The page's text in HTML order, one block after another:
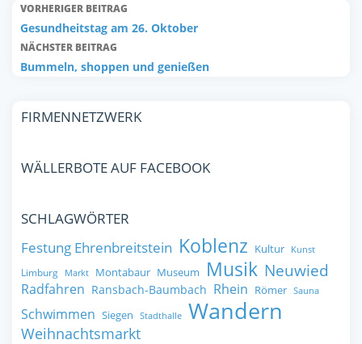
VORHERIGER BEITRAG
Gesundheitstag am 26. Oktober
NÄCHSTER BEITRAG
Bummeln, shoppen und genießen
FIRMENNETZWERK
WÄLLERBOTE AUF FACEBOOK
SCHLAGWÖRTER
Festung Ehrenbreitstein Koblenz Kultur Kunst
Limburg Markt Montabaur Museum Musik Neuwied
Radfahren Ransbach-Baumbach Rhein Römer Sauna
Schwimmen Siegen Stadthalle Wandern
Weihnachtsmarkt